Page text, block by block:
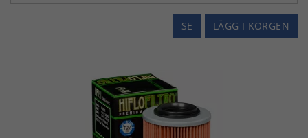
LÄGG I KORGEN
SE